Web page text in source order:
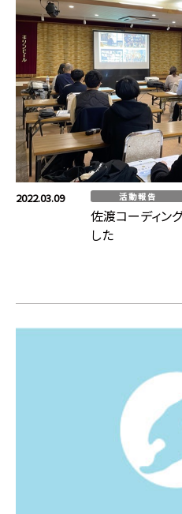
2022.03.09 活動報告
佐渡コーディン
した